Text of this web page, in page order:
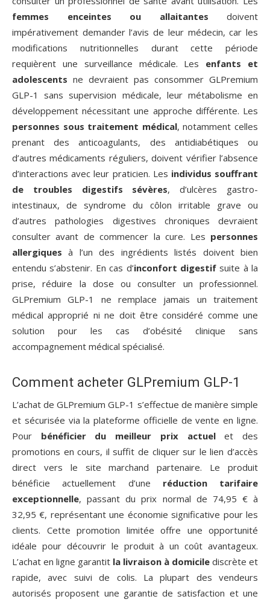
femmes enceintes ou allaitantes doivent
impérativement demander l’avis de leur médecin, car les
modifications nutritionnelles durant cette période
requièrent une surveillance médicale. Les enfants et
adolescents ne devraient pas consommer GLPremium
GLP-1 sans supervision médicale, leur métabolisme en
développement nécessitant une approche différente. Les
personnes sous traitement médical, notamment celles
prenant des anticoagulants, des antidiabétiques ou
d’autres médicaments réguliers, doivent vérifier l’absence
d’interactions avec leur praticien. Les individus souffrant
de troubles digestifs sévères, d’ulcères gastro-
intestinaux, de syndrome du côlon irritable grave ou
d’autres pathologies digestives chroniques devraient
consulter avant de commencer la cure. Les personnes
allergiques à l’un des ingrédients listés doivent bien
entendu s’abstenir. En cas d’inconfort digestifsuite à la
prise, réduire la dose ou consulter un professionnel.
GLPremium GLP-1 ne remplace jamais un traitement
médical approprié ni ne doit être considéré comme une
solution pour les cas d’obésité clinique sans
accompagnement médical spécialisé.
Comment acheter GLPremium GLP-1
L’achat de GLPremium GLP-1 s’effectue de manière simple
et sécurisée via la plateforme officielle de vente en ligne.
Pour bénéficier du meilleur prix actuelet des
promotions en cours, il suffit de cliquer sur le lien d’accès
direct vers le site marchand partenaire. Le produit
bénéficie actuellement d’une réduction tarifaire
exceptionnelle, passant du prix normal de 74,95 € à
32,95 €, représentant une économie significative pour les
clients. Cette promotion limitée offre une opportunité
idéale pour découvrir le produit à un coût avantageux.
L’achat en ligne garantit la livraison à domicile discrète et
rapide, avec suivi de colis. La plupart des vendeurs
autorisés proposent une garantie de satisfaction et une